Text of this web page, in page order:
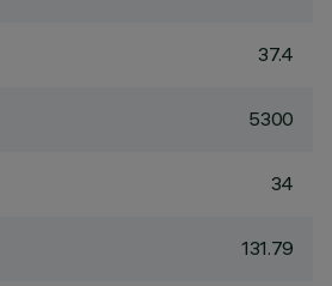
37.4
5300
34
131.79